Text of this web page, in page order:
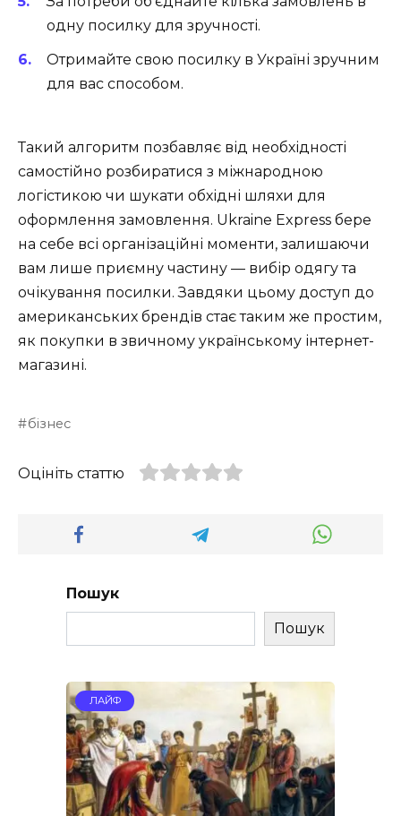
одну посилку для зручності.
Отримайте свою посилку в Україні зручним
для вас способом.
Такий алгоритм позбавляє від необхідності
самостійно розбиратися з міжнародною
логістикою чи шукати обхідні шляхи для
оформлення замовлення. Ukraine Express бере
на себе всі організаційні моменти, залишаючи
вам лише приємну частину — вибір одягу та
очікування посилки. Завдяки цьому доступ до
американських брендів стає таким же простим,
як покупки в звичному українському інтернет-
магазині.
бізнес
Оцініть статтю
Пошук
Пошук
ЛАЙФ